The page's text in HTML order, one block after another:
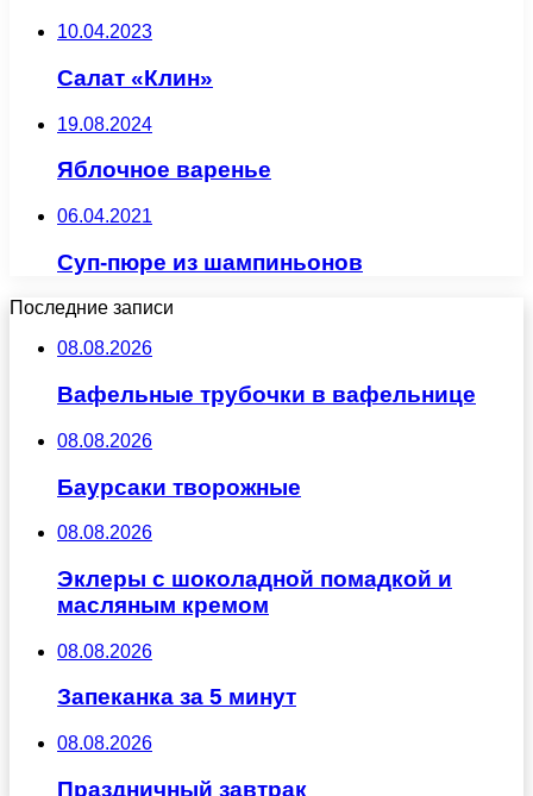
10.04.2023
Салат «Клин»
19.08.2024
Яблочное варенье
06.04.2021
Суп-пюре из шампиньонов
Последние записи
08.08.2026
Вафельные трубочки в вафельнице
08.08.2026
Баурсаки творожные
08.08.2026
Эклеры с шоколадной помадкой и
масляным кремом
08.08.2026
Запеканка за 5 минут
08.08.2026
Праздничный завтрак